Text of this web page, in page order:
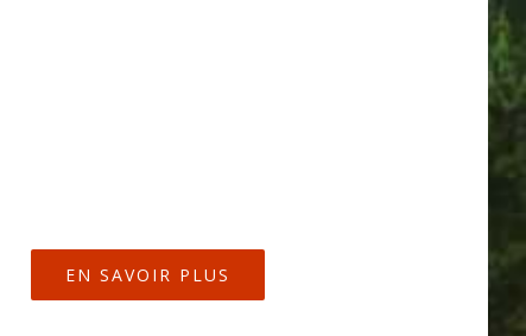
EN SAVOIR PLUS